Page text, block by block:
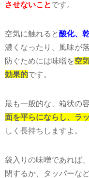
させないことです。
空気に触れると酸化、
濃くなったり、風味が
防ぐためには味噌を空
効果的です。
最も一般的な、箱状の
面を平らにならし、ラ
しく長持ちしますよ。
袋入りの味噌であれば
閉するか、タッパーな